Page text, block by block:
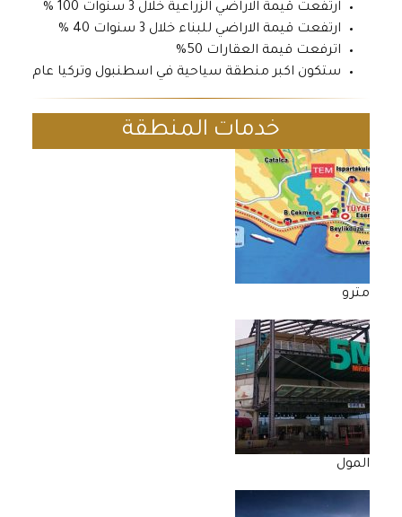
ارتفعت قيمة الاراضي الزراعية خلال 3 سنوات 100 %
ارتفعت قيمة الاراضي للبناء خلال 3 سنوات 40 %
اترفعت قيمة العقارات 50%
ستكون اكبر منطقة سياحية في اسطنبول وتركيا عام
خدمات المنطقة
مترو
المول